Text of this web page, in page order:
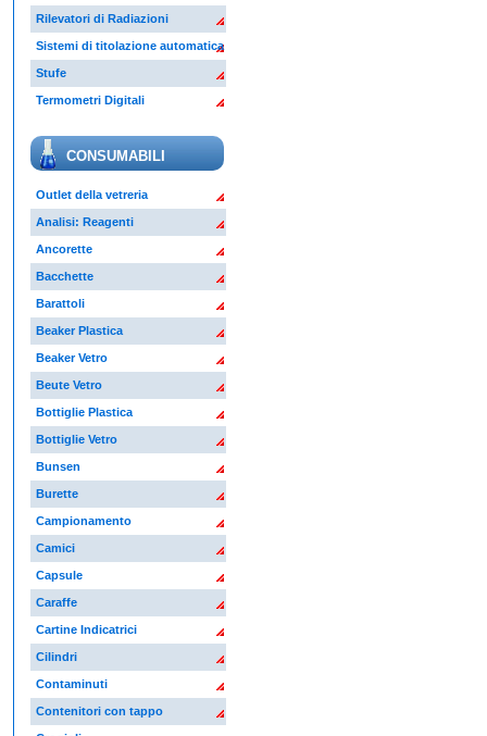
Rilevatori di Radiazioni
Sistemi di titolazione automatica
Stufe
Termometri Digitali
CONSUMABILI
Outlet della vetreria
Analisi: Reagenti
Ancorette
Bacchette
Barattoli
Beaker Plastica
Beaker Vetro
Beute Vetro
Bottiglie Plastica
Bottiglie Vetro
Bunsen
Burette
Campionamento
Camici
Capsule
Caraffe
Cartine Indicatrici
Cilindri
Contaminuti
Contenitori con tappo